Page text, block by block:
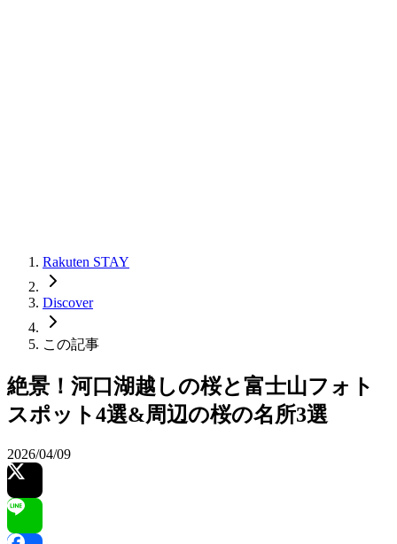
Rakuten STAY
Discover
この記事
絶景！河口湖越しの桜と富士山フォト
スポット4選&周辺の桜の名所3選
2026/04/09